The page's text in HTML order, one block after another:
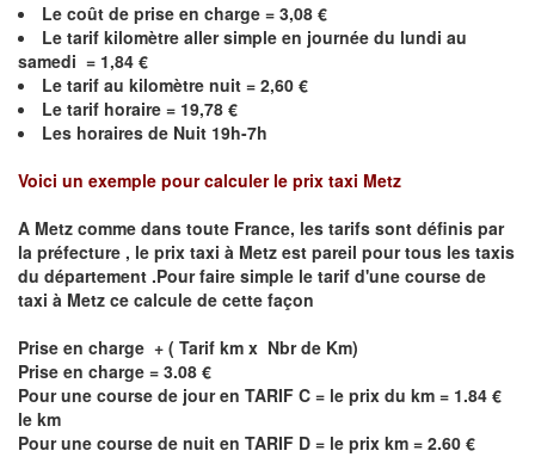
Le coût de prise en charge = 3,08 €
Le tarif kilomètre aller simple en journée du lundi au
samedi = 1,84 €
Le tarif au kilomètre nuit = 2,60 €
Le tarif horaire = 19,78 €
Les horaires de Nuit 19h-7h
Voici un exemple pour calculer le prix taxi Metz
A Metz comme dans toute France, les tarifs sont définis par
la préfecture , le prix taxi à Metz est pareil pour tous les taxis
du département .Pour faire simple le tarif d'une course de
taxi à Metz ce calcule de cette façon
Prise en charge + ( Tarif km x Nbr de Km)
Prise en charge = 3.08 €
Pour une course de jour en TARIF C = le prix du km = 1.84 €
le km
Pour une course de nuit en TARIF D = le prix km = 2.60 €